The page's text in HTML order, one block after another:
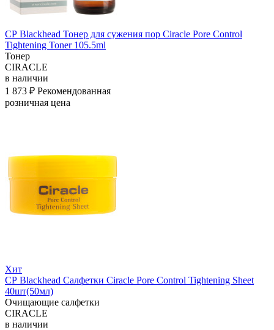
СР Blackhead Тонер для сужения пор Ciracle Pore Control
Tightening Toner 105.5ml
Тонер
CIRACLE
в наличии
1 873 ₽ Рекомендованная
розничная цена
Хит
СР Blackhead Салфетки Ciracle Pore Control Tightening Sheet
40шт(50мл)
Очищающие салфетки
CIRACLE
в наличии